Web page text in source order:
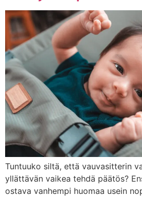
Tuntuuko siltä, että vauvasitterin
yllättävän vaikea tehdä päätös?
ostava vanhempi huomaa usein